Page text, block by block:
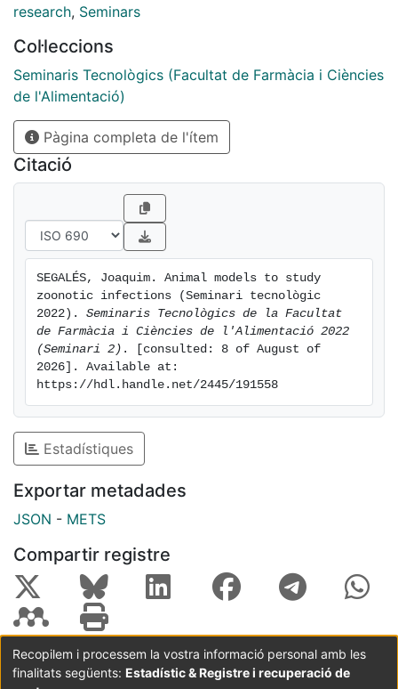
research, Seminars
Col·leccions
Seminaris Tecnològics (Facultat de Farmàcia i Ciències
de l'Alimentació)
Pàgina completa de l'ítem
Citació
SEGALÉS, Joaquim. Animal models to study
zoonotic infections (Seminari tecnològic
2022). Seminaris Tecnològics de la Facultat
de Farmàcia i Ciències de l'Alimentació 2022
(Seminari 2) . [consulted: 8 of August of
2026]. Available at:
https://hdl.handle.net/2445/191558
Estadístiques
Exportar metadades
JSON - METS
Compartir registre
Coordinació:CRAI UB Avís legal
Metadades
Recopilem i processem la vostra informació personal amb les
finalitats següents: Estadístic & Registre i recuperació de